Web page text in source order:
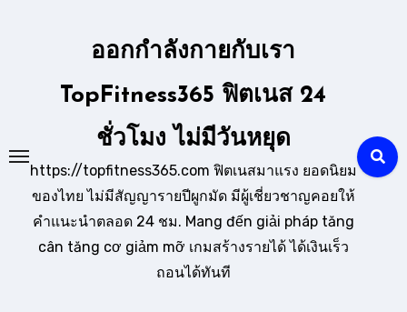
ออกกำลังกายกับเรา
TopFitness365 ฟิตเนส 24
ชั่วโมง ไม่มีวันหยุด
https://topfitness365.com ฟิตเนสมาแรง ยอดนิยม
ของไทย ไม่มีสัญญารายปีผูกมัด มีผู้เชี่ยวชาญคอยให้
คำแนะนำตลอด 24 ชม. Mang đến giải pháp tăng
cân tăng cơ giảm mỡ เกมสร้างรายได้ ได้เงินเร็ว
ถอนได้ทันที